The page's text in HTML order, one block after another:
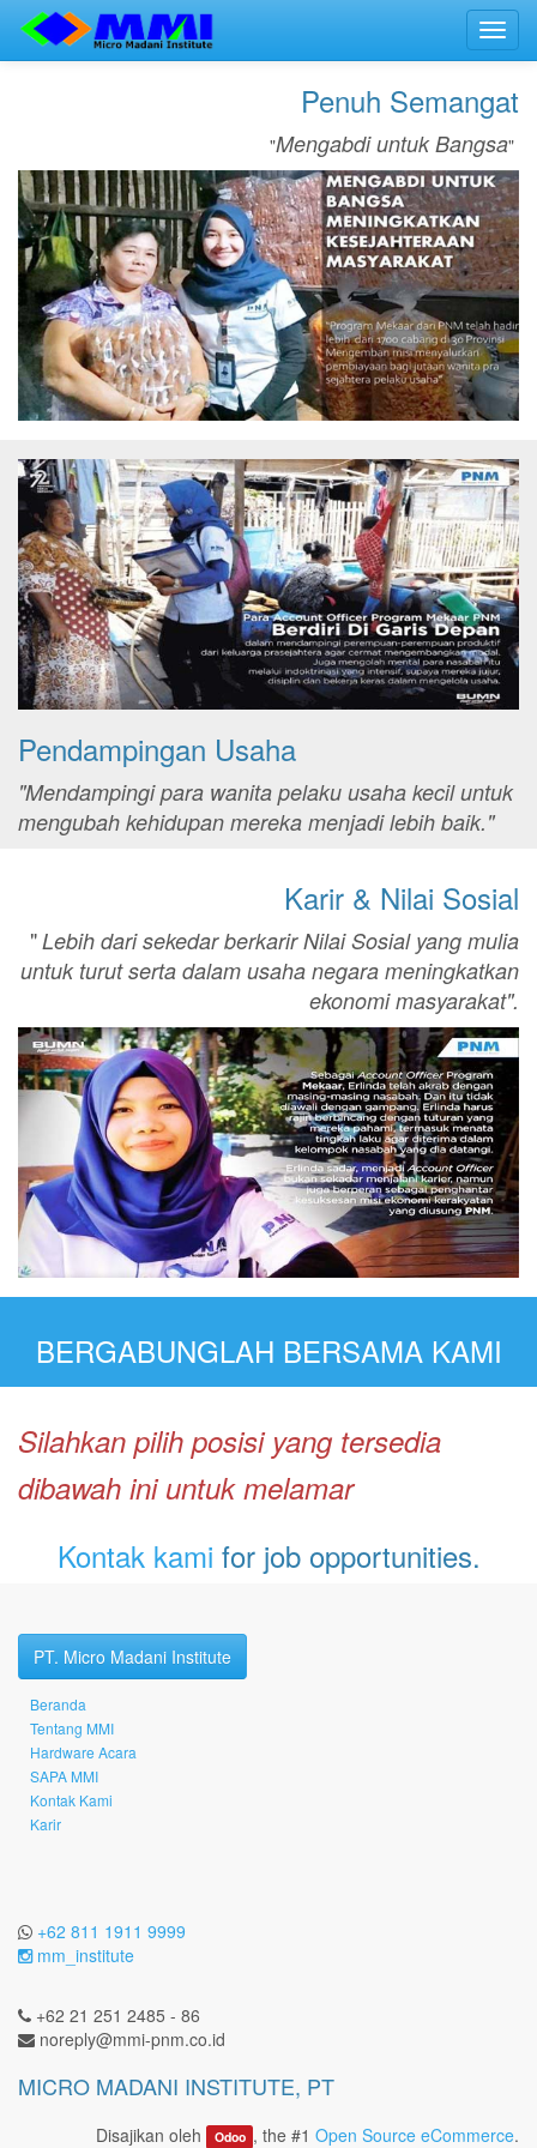
Penuh Semangat
"Mengabdi untuk Bangsa"
Pendampingan Usaha
"Mendampingi para wanita pelaku usaha kecil untuk
mengubah kehidupan mereka menjadi lebih baik."
Karir & Nilai Sosial
"Lebih dari sekedar berkarir Nilai Sosial yang mulia
untuk turut serta dalam usaha negara meningkatkan
ekonomi masyarakat".
BERGABUNGLAH BERSAMA KAMI
Silahkan pilih posisi yang tersedia
dibawah ini untuk melamar
Kontak kami for job opportunities.
PT. Micro Madani Institute
Beranda
Tentang MMI
Hardware Acara
SAPA MMI
Kontak Kami
Karir
+62 811 1911 9999
mm_institute
+62 21 251 2485 - 86
noreply@mmi-pnm.co.id
MICRO MADANI INSTITUTE, PT
Disajikan oleh Odoo , the #1 Open Source eCommerce.